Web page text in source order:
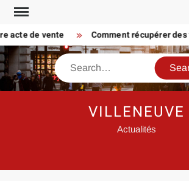
Skip
content
acte de vente Comment récupérer
Search
VILLENEUVE
Actualités